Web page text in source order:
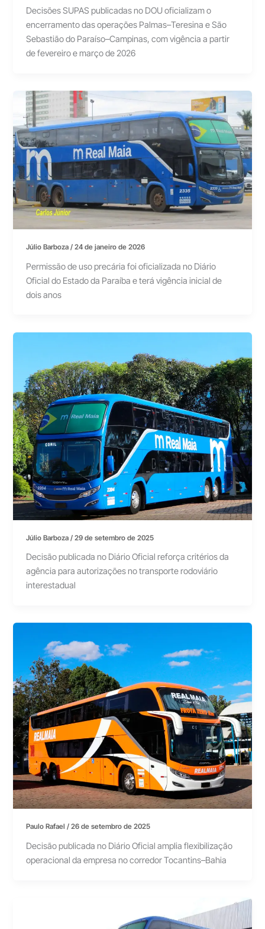
Decisões SUPAS publicadas no DOU oficializam o
encerramento das operações Palmas–Teresina e São
Sebastião do Paraíso–Campinas, com vigência a partir
de fevereiro e março de 2026
Júlio Barboza/24 de janeiro de 2026
Permissão de uso precária foi oficializada no Diário
Oficial do Estado da Paraíba e terá vigência inicial de
dois anos
Júlio Barboza/29 de setembro de 2025
Decisão publicada no Diário Oficial reforça critérios da
agência para autorizações no transporte rodoviário
interestadual
Paulo Rafael/26 de setembro de 2025
Decisão publicada no Diário Oficial amplia flexibilização
operacional da empresa no corredor Tocantins–Bahia